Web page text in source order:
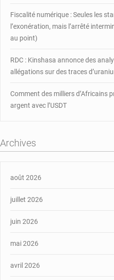
Fiscalité numérique : Seules les
l’exonération, mais l’arrêté
au point)
RDC : Kinshasa annonce des
allégations sur des traces
Comment des milliers d’Africains
argent avec l’USDT
Archives
août 2026
juillet 2026
juin 2026
mai 2026
avril 2026